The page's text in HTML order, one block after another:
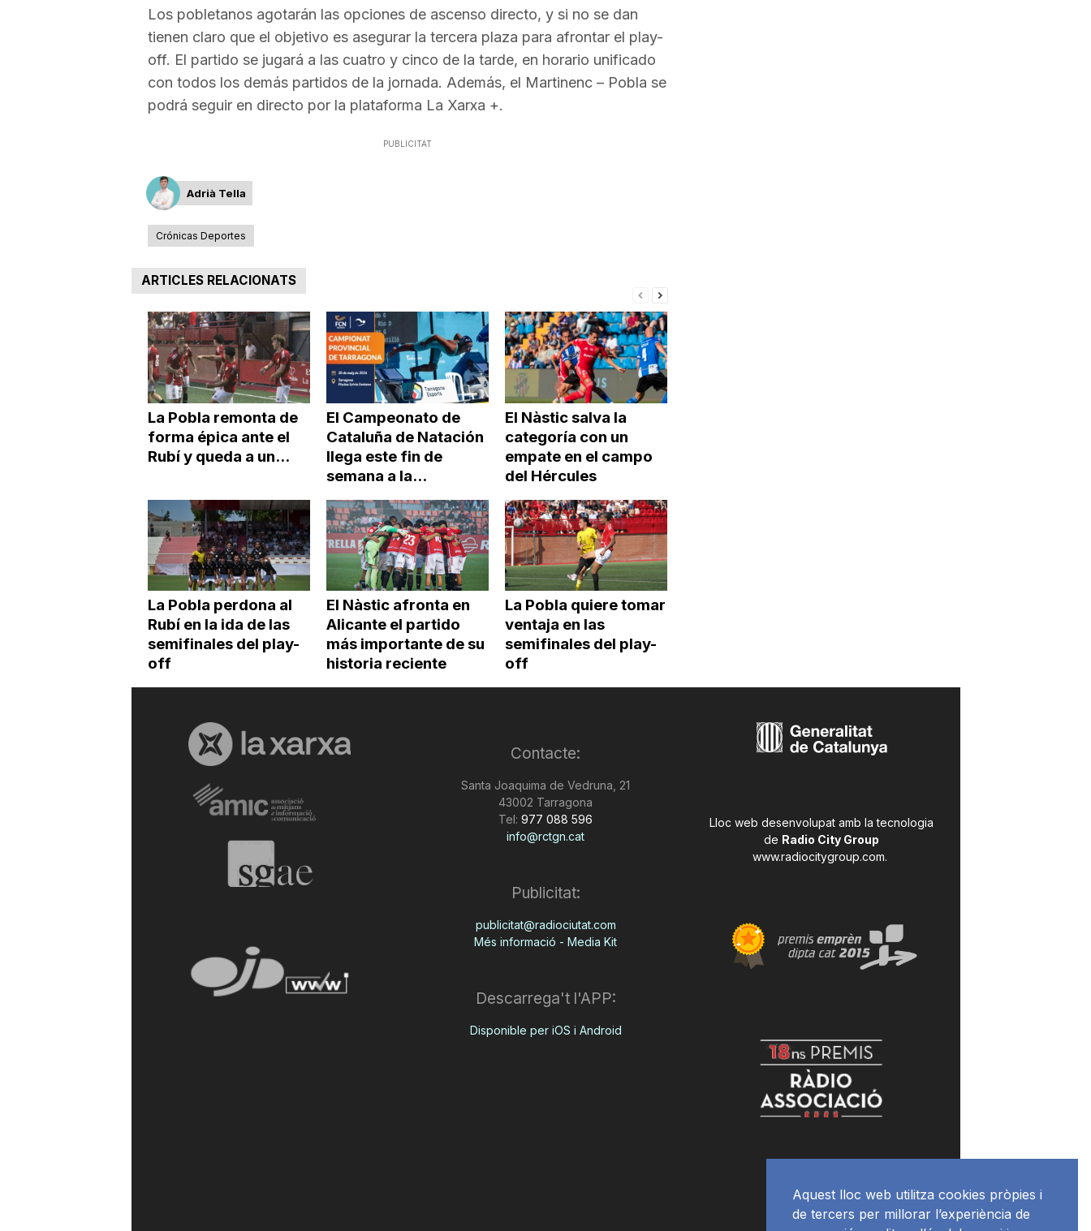
audio
teclas
de
flecha
arriba/abajo
Los pobletanos agotarán las opciones de ascenso directo, y si no se dan
tienen claro que el objetivo es asegurar la tercera plaza para afrontar el play-
off. El partido se jugará a las cuatro y cinco de la tarde, en horario unificado
con todos los demás partidos de la jornada. Además, el Martinenc – Pobla se
podrá seguir en directo por la plataforma La Xarxa +.
PUBLICITAT
Adrià Tella
Crónicas Deportes
ARTICLES RELACIONATS
La Pobla remonta de
forma épica ante el
Rubí y queda a un...
El Campeonato de
Cataluña de Natación
llega este fin de
semana a la...
El Nàstic salva la
categoría con un
empate en el campo
del Hércules
La Pobla perdona al
Rubí en la ida de las
semifinales del play-
off
El Nàstic afronta en
Alicante el partido
más importante de su
historia reciente
La Pobla quiere tomar
ventaja en las
semifinales del play-
off
Contacte:
Santa Joaquima de Vedruna, 21
43002 Tarragona
Tel: 977 088 596
info@rctgn.cat
Publicitat:
publicitat@radiociutat.com
Més informació - Media Kit
Descarrega't l'APP:
Disponible per iOS i Android
Lloc web desenvolupat amb la tecnologia
de Radio City Group
www.radiocitygroup.com.
Aquest lloc web utilitza cookies pròpies i
de tercers per millorar l’experiència de